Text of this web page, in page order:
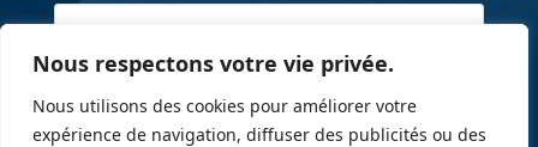
Nous respectons votre vie privée.
Nous utilisons des cookies pour améliorer votre
expérience de navigation, diffuser des publicités ou des
Votre e-mail